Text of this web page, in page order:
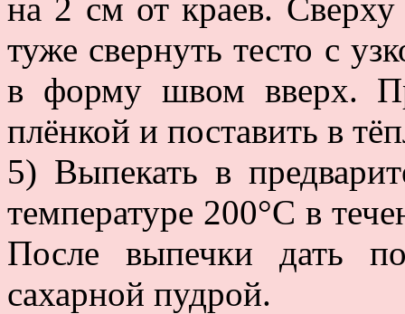
на 2 см от краев.
туже свернуть тесто с
в форму швом вверх.
плёнкой и поставить в
5) Выпекать в
температуре 200°С в
После выпечки дать
сахарной пудрой.